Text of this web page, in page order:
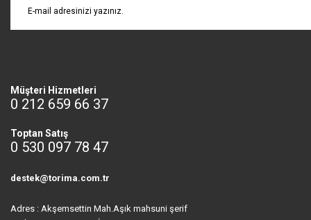
Müşteri Hizmetleri
0 212 659 66 37
Toptan Satış
0 530 097 78 47
destek@torima.com.tr
Adres : Akşemsettin Mah.Aşık mahsuni şerif